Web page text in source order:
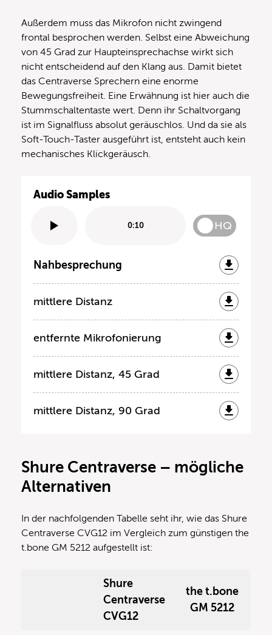
Außerdem muss das Mikrofon nicht zwingend
frontal besprochen werden. Selbst eine Abweichung
von 45 Grad zur Haupteinsprechachse wirkt sich
nicht entscheidend auf den Klang aus. Damit bietet
das Centraverse Sprechern eine enorme
Bewegungsfreiheit. Eine Erwähnung ist hier auch die
Stummschaltentaste wert. Denn ihr Schaltvorgang
ist im Signalfluss absolut geräuschlos. Und da sie als
Soft-Touch-Taster ausgeführt ist, entsteht auch kein
mechanisches Klickgeräusch.
Audio Samples
0:10 HQ
Nahbesprechung
mittlere Distanz
entfernte Mikrofonierung
mittlere Distanz, 45 Grad
mittlere Distanz, 90 Grad
Shure Centraverse – mögliche
Alternativen
In der nachfolgenden Tabelle seht ihr, wie das Shure
Centraverse CVG12 im Vergleich zum günstigen the
t.bone GM 5212 aufgestellt ist:
Shure
Centraverse
CVG12
the t.bone
GM 5212